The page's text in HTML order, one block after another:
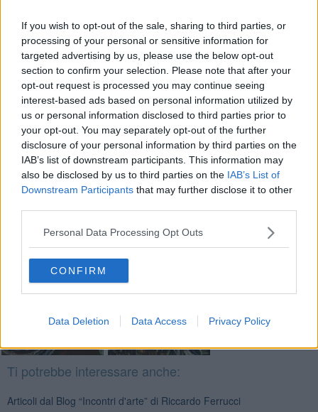
If you wish to opt-out of the sale, sharing to third parties, or
processing of your personal or sensitive information for
targeted advertising by us, please use the below opt-out
section to confirm your selection. Please note that after your
opt-out request is processed you may continue seeing
interest-based ads based on personal information utilized by
us or personal information disclosed to third parties prior to
your opt-out. You may separately opt-out of the further
disclosure of your personal information by third parties on the
IAB’s list of downstream participants. This information may
also be disclosed by us to third parties on the IAB’s List of
Downstream Participants that may further disclose it to other
Personal Data Processing Opt Outs
CONFIRM
Data Deletion Data Access Privacy Policy
Se vuoi leggere le notizie principali della Toscana iscriviti alla
Newsletter QUInews - ToscanaMedia. Arriva gratis tutti i giorni
alle 20:00 direttamente nella tua casella di posta.
Basta cliccareQUI
Fotogallery
Ti potrebbe interessare anche:
Articoli dal Blog “Incontri d'arte” di Riccardo Ferrucci